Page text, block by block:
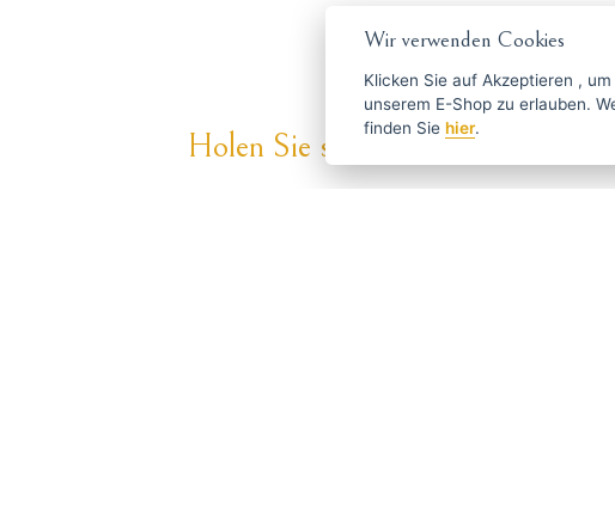
Holen Sie sich die besten
Wir verwenden Cookies
Klicken Sie auf Akzeptieren ,
unserem E-Shop zu erlauben. Weitere Informationen zu jeder Kategorie
finden Sie hier.